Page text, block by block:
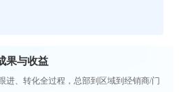
果与收益
进、转化全过程，总部到区域到经销商/门